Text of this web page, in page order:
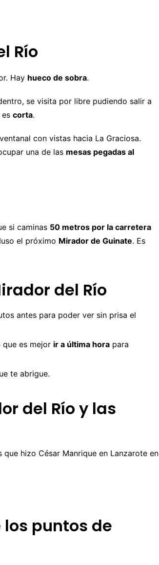
Río
Hay hueco de sobra.
se visita por libre pudiendo salir a
corta.
con vistas hacia La Graciosa.
una de las mesas pegadas al
si caminas 50 metros por la carretera
el próximo Mirador de Guinate. Es
del Río
antes para poder ver sin prisa el
es mejor ir a última hora para
te abrigue.
del Río y las
hizo César Manrique en Lanzarote en
puntos de